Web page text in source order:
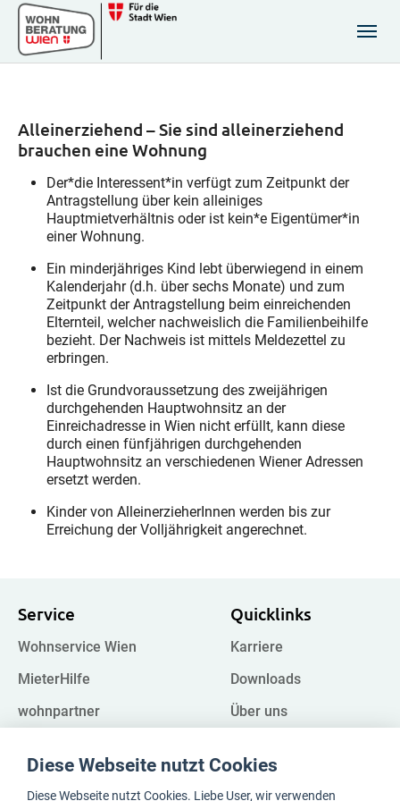
Zum Hauptinhalt springen
Skip to page footer
Alleinerziehend – Sie sind alleinerziehend
brauchen eine Wohnung
Der*die Interessent*in verfügt zum Zeitpunkt der
Antragstellung über kein alleiniges
Hauptmietverhältnis oder ist kein*e Eigentümer*in
einer Wohnung.
Ein minderjähriges Kind lebt überwiegend in einem
Kalenderjahr (d.h. über sechs Monate) und zum
Zeitpunkt der Antragstellung beim einreichenden
Elternteil, welcher nachweislich die Familienbeihilfe
bezieht. Der Nachweis ist mittels Meldezettel zu
erbringen.
Ist die Grundvoraussetzung des zweijährigen
durchgehenden Hauptwohnsitz an der
Einreichadresse in Wien nicht erfüllt, kann diese
durch einen fünfjährigen durchgehenden
Hauptwohnsitz an verschiedenen Wiener Adressen
ersetzt werden.
Kinder von AlleinerzieherInnen werden bis zur
Erreichung der Volljährigkeit angerechnet.
Service
Wohnservice Wien
MieterHilfe
wohnpartner
Impressum
Quicklinks
Karriere
Downloads
Über uns
Register
Diese Webseite nutzt Cookies
Diese Webseite nutzt Cookies. Liebe User, wir verwenden